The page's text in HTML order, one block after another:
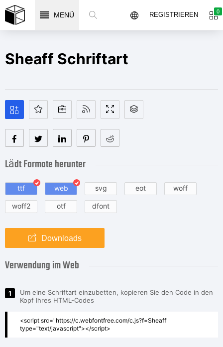
MENÜ 0
REGISTRIEREN
Sheaff Schriftart
Lädt Formate herunter
ttf web svg eot woff
woff2 otf dfont
Downloads
Verwendung im Web
1
Um eine Schriftart einzubetten, kopieren Sie den Code in den
Kopf Ihres HTML-Codes
<script src="https://c.webfontfree.com/c.js?f=Sheaff"
type="text/javascript"></script>